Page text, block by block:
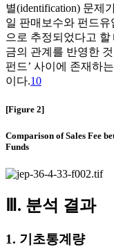
별(identification) 문제
일 판매보수와 펀드
으로 추정되었다고
금의 관계를 반영한
펀드’ 사이에 존재하
이다.10
[Figure 2]
Comparison of Sales Fee
Funds
Ⅲ. 분석 결과
1. 기초통계량